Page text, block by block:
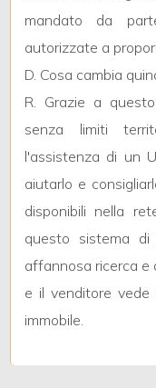
mandato da
autorizzate a
D. Cosa cambia
R. Grazie a
senza limiti
l'assistenza di un
aiutarlo e
disponibili nella
questo sistema
affannosa ricerca e
e il venditore vede
immobile.
5+
Camere
minime
Qualsiasi
2